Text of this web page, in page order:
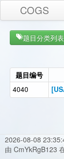
COGS
题目分类列表
题目编号
4040
2026-08-08
由 CmYkRgB123